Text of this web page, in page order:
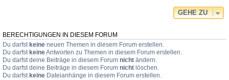
GEHE ZU
BERECHTIGUNGEN IN DIESEM FORUM
Du darfst keine neuen Themen in diesem Forum erstellen.
Du darfst keineAntworten zu Themen in diesem Forum erstellen.
Du darfst deine Beiträge in diesem Forum nicht ändern.
Du darfst deine Beiträge in diesem Forum nicht löschen.
Du darfst keine Dateianhänge in diesem Forum erstellen.